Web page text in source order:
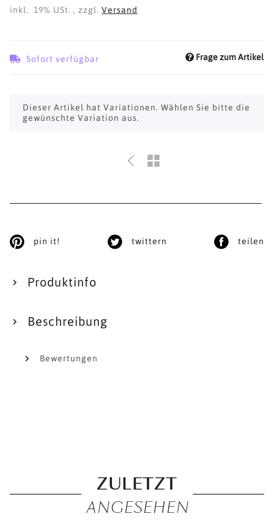
inkl. 19% USt. , zzgl. Versand
Sofort verfügbar Frage zum Artikel
x
Dieser Artikel hat Variationen. Wählen Sie bitte die
gewünschte Variation aus.
pin it! twittern teilen
Produktinfo
Beschreibung
Bewertungen
ZULETZT
ANGESEHEN